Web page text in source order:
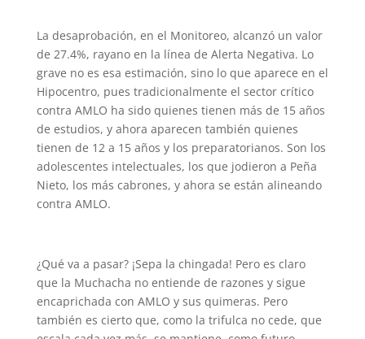
La desaprobación, en el Monitoreo, alcanzó un valor
de 27.4%, rayano en la línea de Alerta Negativa. Lo
grave no es esa estimación, sino lo que aparece en el
Hipocentro, pues tradicionalmente el sector crítico
contra AMLO ha sido quienes tienen más de 15 años
de estudios, y ahora aparecen también quienes
tienen de 12 a 15 años y los preparatorianos. Son los
adolescentes intelectuales, los que jodieron a Peña
Nieto, los más cabrones, y ahora se están alineando
contra AMLO.
¿Qué va a pasar? ¡Sepa la chingada! Pero es claro
que la Muchacha no entiende de razones y sigue
encaprichada con AMLO y sus quimeras. Pero
también es cierto que, como la trifulca no cede, que